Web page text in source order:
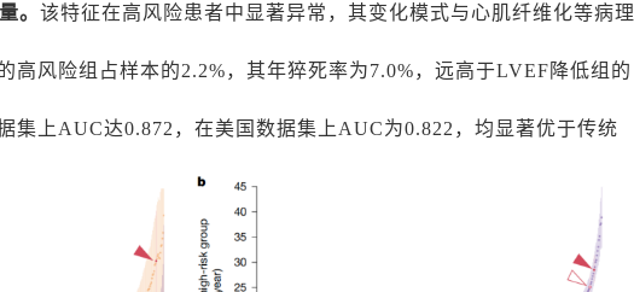
。 该特征在高风险患者中显著异常，其变化模式与心肌纤维化等病理
高风险组占样本的2.2%，其年猝死率为7.0%，远高于LVEF降低组的
集上AUC达0.872，在美国数据集上AUC为0.822，均显著优于传统